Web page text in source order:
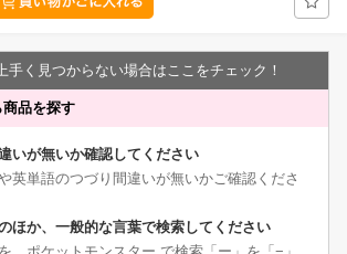
手く見つからない場合はここをチェック！
商品を探す
いが無いか確認してください
英単語のつづり間違いが無いかご確認くださ
ほか、一般的な言葉で検索してください
ポケットモンスター で検索「ー」を「−」